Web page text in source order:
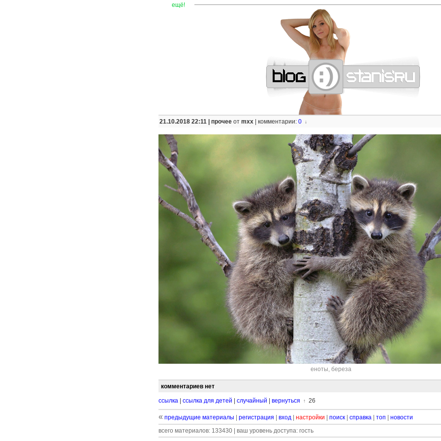
ещё! ———————————————————————————————
21.10.2018 22:11 | прочее от mxx комментарии: 0 ↓
еноты, береза
комментариев нет
ссылка ссылка для детей случайный вернуться ↑ 26
« предыдущие материалы регистрация вход настройки поиск справка топ
новости
всего материалов: 133430 | ваш уровень доступа: гость